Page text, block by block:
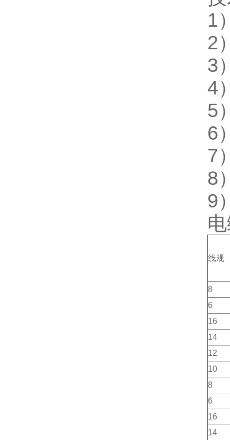
1
2
3
4
5
6
7
8
9
线规
8
6
16
14
12
10
8
6
16
14